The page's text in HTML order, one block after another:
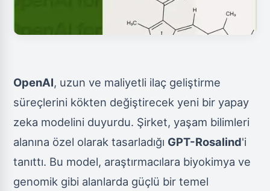
OpenAI, uzun ve maliyetli ilaç geliştirme
süreçlerini kökten değiştirecek yeni bir yapay
zeka modelini duyurdu. Şirket, yaşam bilimleri
alanına özel olarak tasarladığı GPT-Rosalind'i
tanıttı. Bu model, araştırmacılara biyokimya ve
genomik gibi alanlarda güçlü bir temel